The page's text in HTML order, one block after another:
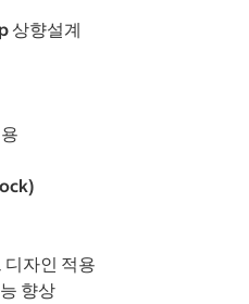
상향설계
자인 적용
향상